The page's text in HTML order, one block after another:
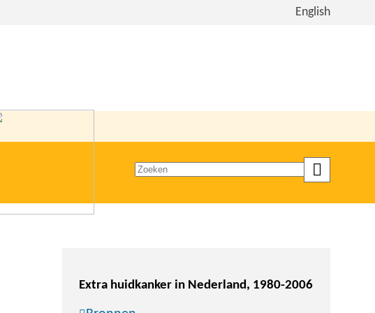
Bekijk
English
Zoeken
Extra huidkanker in Nederland, 1980-2006